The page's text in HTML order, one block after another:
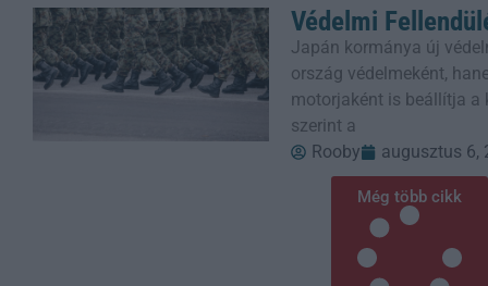
Védelmi
Japán kormánya új
ország védelmeként,
motorjaként is beállítja a
szerint a
Rooby
augusztus 6,
Még több cikk